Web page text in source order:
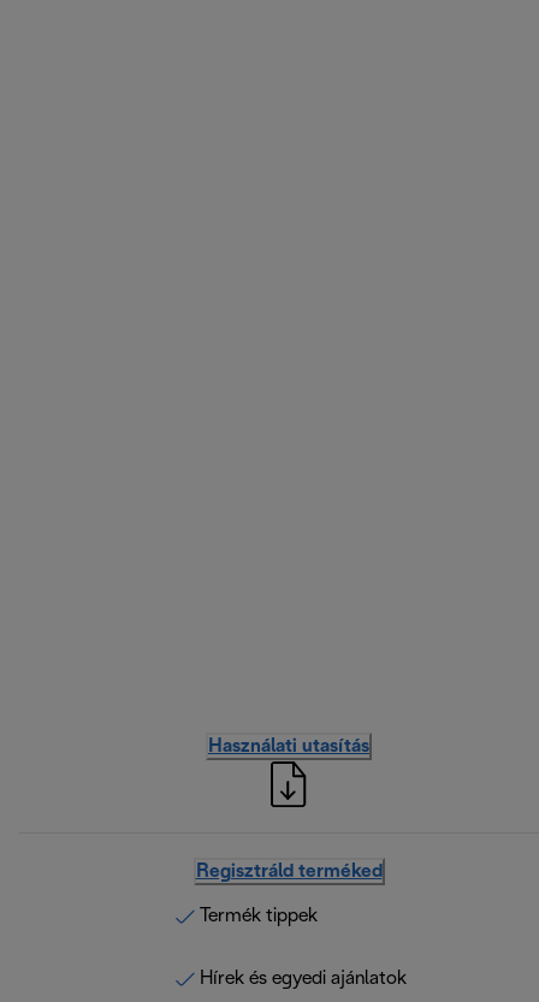
Használati utasítás
Regisztráld terméked
Termék tippek
Hírek és egyedi ajánlatok